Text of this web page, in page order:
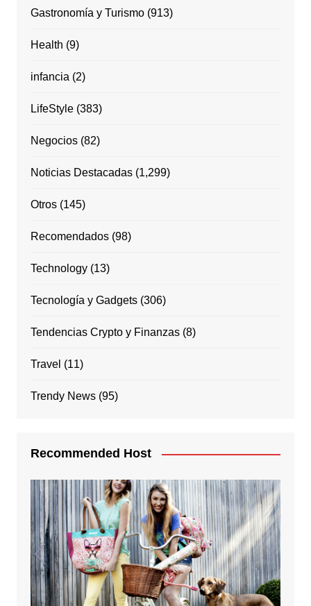
Gastronomía y Turismo(913)
Health (9)
infancia (2)
LifeStyle(383)
Negocios(82)
Noticias Destacadas(1,299)
Otros(145)
Recomendados(98)
Technology(13)
Tecnología y Gadgets(306)
Tendencias Crypto y Finanzas(8)
Travel (11)
Trendy News(95)
Recommended Host